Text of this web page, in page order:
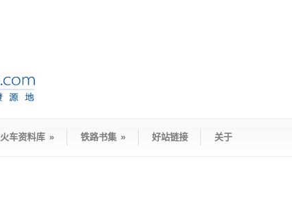
火车资料库 » 铁路书集 » 好站链接 关于